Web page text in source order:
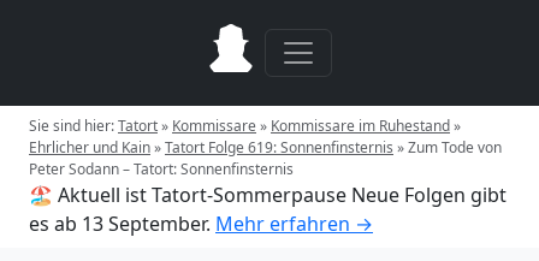
Sie sind hier:Tatort» Kommissare» Kommissare im Ruhestand»
Ehrlicher und Kain»Tatort Folge 619: Sonnenfinsternis »Zum Tode von
Peter Sodann – Tatort: Sonnenfinsternis
🏖️ Aktuell ist Tatort-Sommerpause Neue Folgen gibt
es ab 13 September. Mehr erfahren →